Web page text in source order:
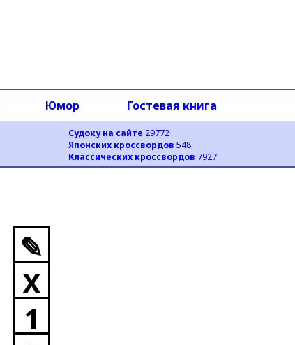
Судоку на сайте 29772
Японских кроссвордов 548
Классических кроссвордов 7927
Юмор Гостевая книга
✎
X
1